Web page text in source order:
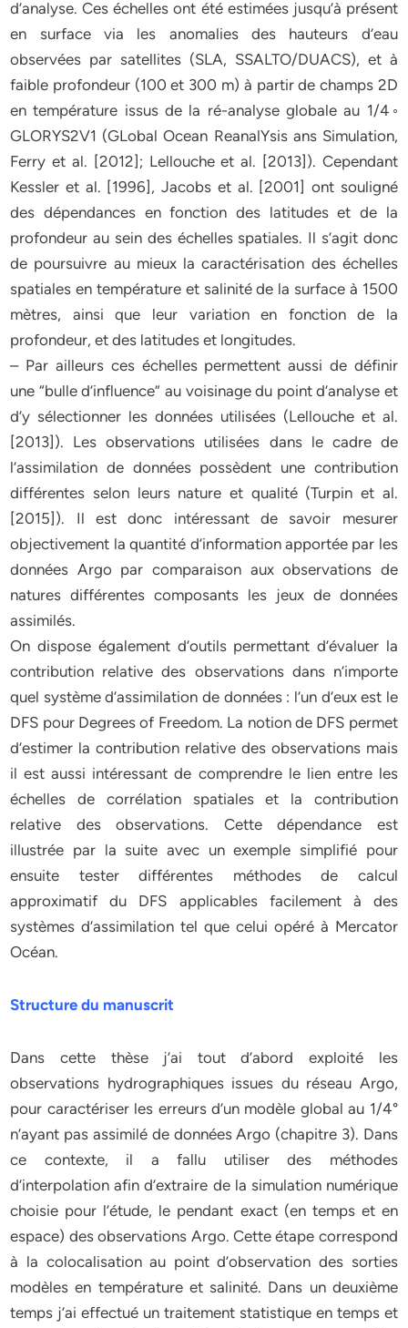
d’analyse. Ces échelles ont été estimées jusqu’à présent
en surface via les anomalies des hauteurs d’eau
observées par satellites (SLA, SSALTO/DUACS), et à
faible profondeur (100 et 300 m) à partir de champs 2D
en température issus de la ré-analyse globale au 1/4◦
GLORYS2V1 (GLobal Ocean ReanalYsis ans Simulation,
Ferry et al. [2012]; Lellouche et al. [2013]). Cependant
Kessler et al. [1996], Jacobs et al. [2001] ont souligné
des dépendances en fonction des latitudes et de la
profondeur au sein des échelles spatiales. Il s’agit donc
de poursuivre au mieux la caractérisation des échelles
spatiales en température et salinité de la surface à 1500
mètres, ainsi que leur variation en fonction de la
profondeur, et des latitudes et longitudes.
– Par ailleurs ces échelles permettent aussi de définir
une “bulle d’influence” au voisinage du point d’analyse et
d’y sélectionner les données utilisées (Lellouche et al.
[2013]). Les observations utilisées dans le cadre de
l’assimilation de données possèdent une contribution
différentes selon leurs nature et qualité (Turpin et al.
[2015]). Il est donc intéressant de savoir mesurer
objectivement la quantité d’information apportée par les
données Argo par comparaison aux observations de
natures différentes composants les jeux de données
assimilés.
On dispose également d’outils permettant d’évaluer la
contribution relative des observations dans n’importe
quel système d’assimilation de données : l’un d’eux est le
DFS pour Degrees of Freedom. La notion de DFS permet
d’estimer la contribution relative des observations mais
il est aussi intéressant de comprendre le lien entre les
échelles de corrélation spatiales et la contribution
relative des observations. Cette dépendance est
illustrée par la suite avec un exemple simplifié pour
ensuite tester différentes méthodes de calcul
approximatif du DFS applicables facilement à des
systèmes d’assimilation tel que celui opéré à Mercator
Océan.
Structure du manuscrit
Dans cette thèse j’ai tout d’abord exploité les
observations hydrographiques issues du réseau Argo,
pour caractériser les erreurs d’un modèle global au 1/4°
n’ayant pas assimilé de données Argo (chapitre 3). Dans
ce contexte, il a fallu utiliser des méthodes
d’interpolation afin d’extraire de la simulation numérique
choisie pour l’étude, le pendant exact (en temps et en
espace) des observations Argo. Cette étape correspond
à la colocalisation au point d’observation des sorties
modèles en température et salinité. Dans un deuxième
temps j’ai effectué un traitement statistique en temps et